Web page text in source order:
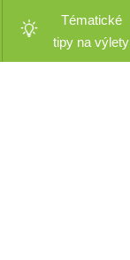
Tématické
tipy na výlety